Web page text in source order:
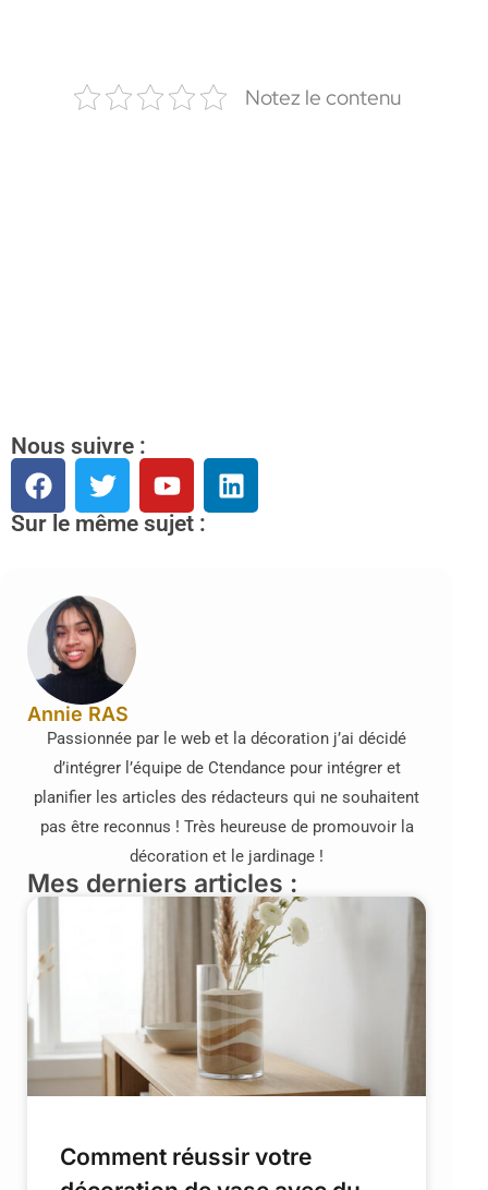
Notez le contenu
Nous suivre :
Sur le même sujet :
Annie RAS
Passionnée par le web et la décoration j’ai décidé
d’intégrer l’équipe de Ctendance pour intégrer et
planifier les articles des rédacteurs qui ne souhaitent
pas être reconnus ! Très heureuse de promouvoir la
décoration et le jardinage !
Mes derniers articles :
Comment réussir votre